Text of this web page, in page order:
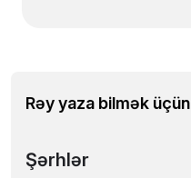
Rəy yaza bilmək üçün
Şərhlər